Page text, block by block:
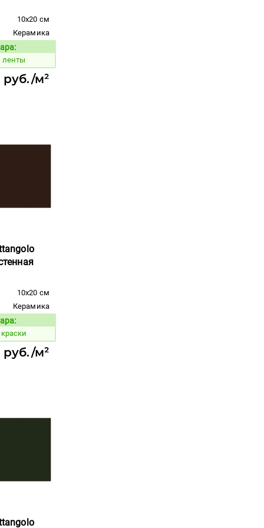
10x20 см
Керамика
Код товара:
ленты
руб./м²
10x20 см
Керамика
Код товара:
руб./м²